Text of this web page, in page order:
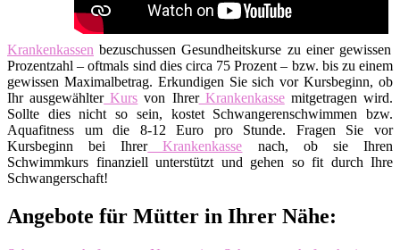
Krankenkassen bezuschussen Gesundheitskurse zu einer gewissen
Prozentzahl – oftmals sind dies circa 75 Prozent – bzw. bis zu einem
gewissen Maximalbetrag. Erkundigen Sie sich vor Kursbeginn, ob
Ihr ausgewählterKurs von IhrerKrankenkassemitgetragen wird.
Sollte dies nicht so sein, kostet Schwangerenschwimmen bzw.
Aquafitness um die 8-12 Euro pro Stunde. Fragen Sie vor
Kursbeginn bei IhrerKrankenkasse nach, ob sie Ihren
Schwimmkurs finanziell unterstützt und gehen so fit durch Ihre
Schwangerschaft!
Angebote für Mütter in Ihrer Nähe: